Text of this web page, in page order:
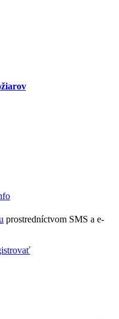
prostredníctvom SMS a e-